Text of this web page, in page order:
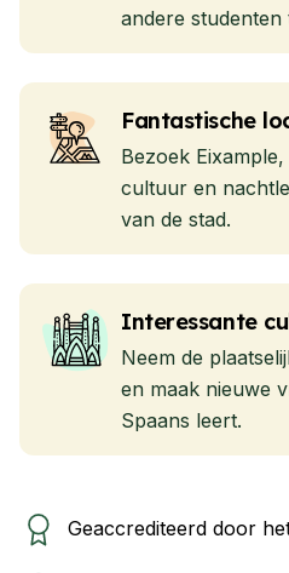
andere studenten
Fantastische
Bezoek
cultuur en
van de stad.
Interessante
Neem de
en maak nieuwe
Spaans leert.
Geaccrediteerd door